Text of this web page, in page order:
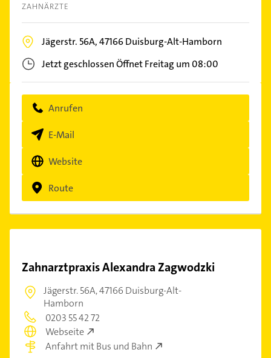
ZAHNÄRZTE
Jägerstr. 56A,47166Duisburg-Alt-Hamborn
Jetzt geschlossenÖffnet Freitag um 08:00
Anrufen
E-Mail
Website
Route
Zahnarztpraxis Alexandra Zagwodzki
Jägerstr. 56A,47166 Duisburg-Alt-
Hamborn
0203 55 42 72
Webseite
Anfahrt mit Bus und Bahn